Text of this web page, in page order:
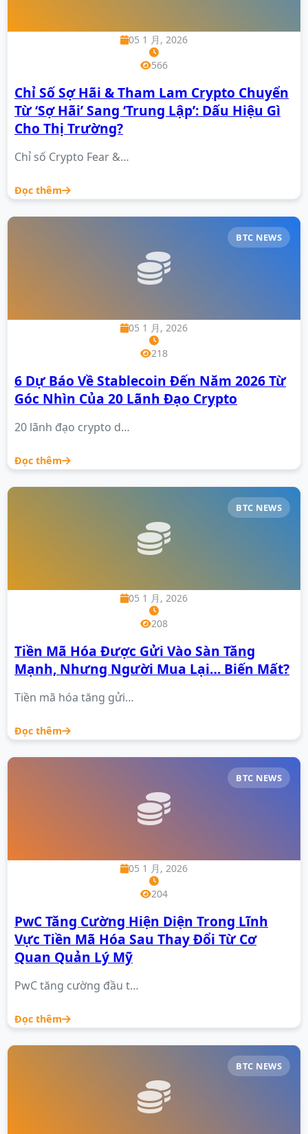
05 1 月, 2026
566
Chỉ Số Sợ Hãi & Tham Lam Crypto Chuyển
Từ ‘Sợ Hãi’ Sang ‘Trung Lập’: Dấu Hiệu Gì
Cho Thị Trường?
Chỉ số Crypto Fear &…
Đọc thêm
BTC NEWS
05 1 月, 2026
218
6 Dự Báo Về Stablecoin Đến Năm 2026 Từ
Góc Nhìn Của 20 Lãnh Đạo Crypto
20 lãnh đạo crypto d…
Đọc thêm
BTC NEWS
05 1 月, 2026
208
Tiền Mã Hóa Được Gửi Vào Sàn Tăng
Mạnh, Nhưng Người Mua Lại… Biến Mất?
Tiền mã hóa tăng gửi…
Đọc thêm
BTC NEWS
05 1 月, 2026
204
PwC Tăng Cường Hiện Diện Trong Lĩnh
Vực Tiền Mã Hóa Sau Thay Đổi Từ Cơ
Quan Quản Lý Mỹ
PwC tăng cường đầu t…
Đọc thêm
BTC NEWS